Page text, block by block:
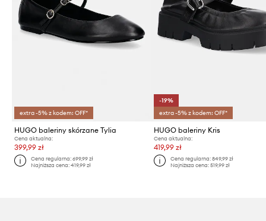
extra -5% z kodem: OFF*
HUGO baleriny skórzane Tylia
Cena aktualna:
399,99 zł
Cena regularna:699,99 zł
Najniższa cena:419,99 zł
-19%
extra -5% z kodem: OFF*
HUGO baleriny Kris
Cena aktualna:
419,99 zł
Cena regularna: 849,99 zł
Najniższa cena: 519,99 zł